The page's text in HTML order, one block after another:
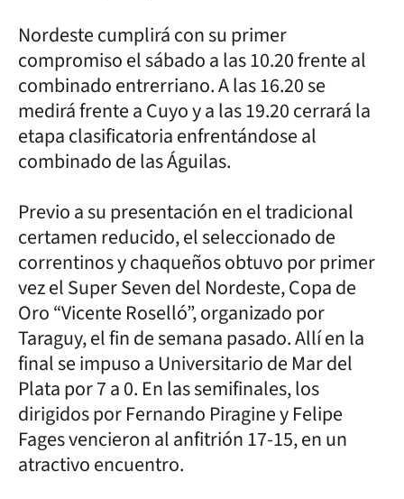
Nordeste cumplirá con su primer
compromiso el sábado a las 10.20 frente al
combinado entrerriano. A las 16.20 se
medirá frente a Cuyo y a las 19.20 cerrará la
etapa clasificatoria enfrentándose al
combinado de las Águilas.
Previo a su presentación en el tradicional
certamen reducido, el seleccionado de
correntinos y chaqueños obtuvo por primer
vez el Super Seven del Nordeste, Copa de
Oro “Vicente Roselló”, organizado por
Taraguy, el fin de semana pasado. Allí en la
final se impuso a Universitario de Mar del
Plata por 7 a 0. En las semifinales, los
dirigidos por Fernando Piragine y Felipe
Fages vencieron al anfitrión 17-15, en un
atractivo encuentro.